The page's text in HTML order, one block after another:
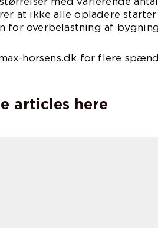
at ikke alle opladere starter
for overbelastning af
horsens.dk for flere
articles here